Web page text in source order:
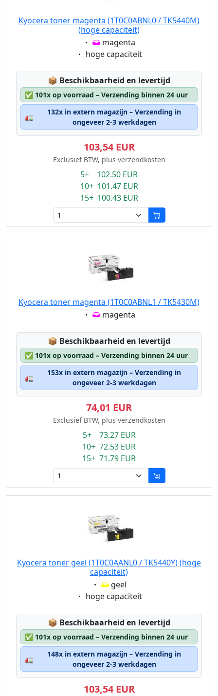
Kyocera toner magenta (1T0C0ABNL0 / TK5440M)
(hoge capaciteit)
Eigenschaft:
magenta
Eigenschaft:
hoge capaciteit
📦 Lagerstatus:
Beschikbaarheid en levertijd
✅ 101x op voorraad – Verzending binnen 24 uur
🚛
132x in extern magazijn – Verzending in
ongeveer 2-3 werkdagen
103,54 EUR
Exclusief BTW, plus verzendkosten
5+ 102.50 EUR
10+ 101.47 EUR
15+ 100.43 EUR
Kyocera toner magenta (1T0C0ABNL1 / TK5430M)
Eigenschaft:
magenta
📦 Lagerstatus:
Beschikbaarheid en levertijd
✅ 101x op voorraad – Verzending binnen 24 uur
🚛
153x in extern magazijn – Verzending in
ongeveer 2-3 werkdagen
74,01 EUR
Exclusief BTW, plus verzendkosten
5+ 73.27 EUR
10+ 72.53 EUR
15+ 71.79 EUR
Kyocera toner geel (1T0C0AANL0 / TK5440Y) (hoge
capaciteit)
Eigenschaft:
geel
Eigenschaft:
hoge capaciteit
📦 Lagerstatus:
Beschikbaarheid en levertijd
✅ 101x op voorraad – Verzending binnen 24 uur
🚛
148x in extern magazijn – Verzending in
ongeveer 2-3 werkdagen
103,54 EUR